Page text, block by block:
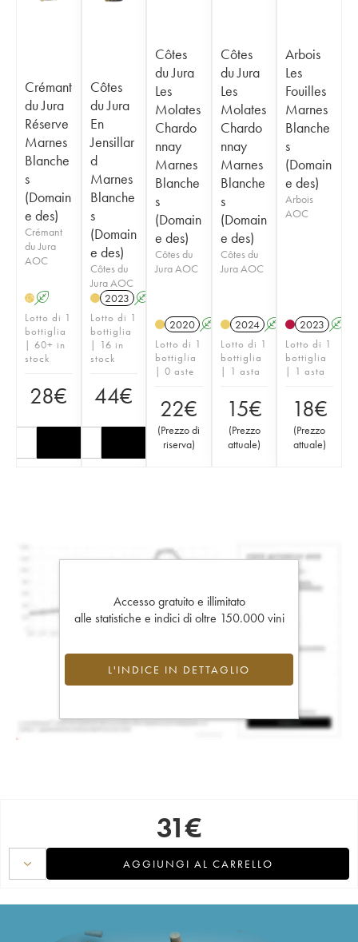
Crémant
du Jura
Réserve
Marnes
Blanche
s
(Domain
e des)
Crémant
du Jura
AOC
H A
Lotto di 1
bottiglia
| 60+ in
stock
28€
Côtes
du Jura
En
Jensillar
d
Marnes
Blanche
s
(Domain
e des)
Côtes du
Jura AOC
2023 A
Lotto di 1
bottiglia
| 16 in
stock
44€
Côtes
du Jura
Les
Molates
Chardo
nnay
Marnes
Blanche
s
(Domain
e des)
Côtes du
Jura AOC
2020 A
Lotto di 1
bottiglia
| 0 aste
22€
(Prezzo di
riserva)
Côtes
du Jura
Les
Molates
Chardo
nnay
Marnes
Blanche
s
(Domain
e des)
Côtes du
Jura AOC
2024 A
Lotto di 1
bottiglia
| 1 asta
15€
(Prezzo
attuale)
Arbois
Les
Fouilles
Marnes
Blanche
s
(Domain
e des)
Arbois
AOC
2023 A
Lotto di 1
bottiglia
| 1 asta
18€
(Prezzo
attuale)
Accesso gratuito e illimitato
alle statistiche e indici di oltre 150.000 vini
L'INDICE IN DETTAGLIO
31€
AGGIUNGI AL CARRELLO